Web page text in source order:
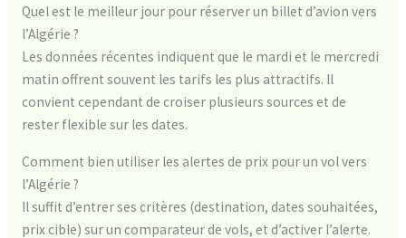
Quel est le meilleur jour pour réserver un billet d’avion vers
l’Algérie ?
Les données récentes indiquent que le mardi et le mercredi
matin offrent souvent les tarifs les plus attractifs. Il
convient cependant de croiser plusieurs sources et de
rester flexible sur les dates.
Comment bien utiliser les alertes de prix pour un vol vers
l’Algérie ?
Il suffit d’entrer ses critères (destination, dates souhaitées,
prix cible) sur un comparateur de vols, et d’activer l’alerte.